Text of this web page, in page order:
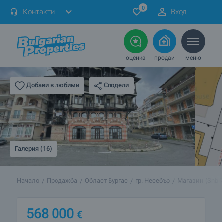
Контакти 0 Вход
оценка продай меню
Добави в любими Сподели
Галерия (16)
Начало Продажба Област Бургас гр. Несебър Магазин (Snb
568 000 €